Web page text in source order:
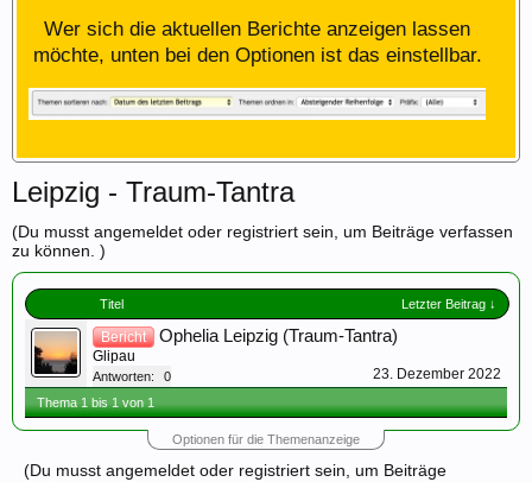
Wer sich die aktuellen Berichte anzeigen lassen
möchte, unten bei den Optionen ist das einstellbar.
Leipzig - Traum-Tantra
(Du musst angemeldet oder registriert sein, um Beiträge verfassen
zu können. )
Titel Letzter Beitrag ↓
Bericht Ophelia Leipzig (Traum-Tantra)
Glipau
Antworten: 0 23. Dezember 2022
Thema 1 bis 1 von 1
Optionen für die Themenanzeige
(Du musst angemeldet oder registriert sein, um Beiträge